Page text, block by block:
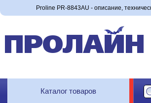
Proline PR-8843AU - описание,
Каталог товаров